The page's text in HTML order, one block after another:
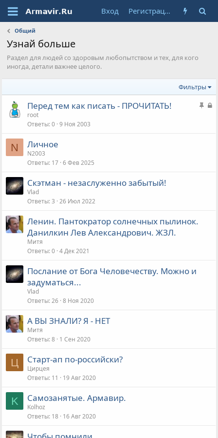
Вход Регистрация
Общий
Узнай больше
Раздел для людей со здоровым любопытством и тех, для кого
иногда, детали важнее целого.
Фильтры
З
З
Перед тем как писать - ПРОЧИТАТЬ!
root
Ответы 0 9 Ноя 2003
N Личное
N2003
Ответы 17 6 Фев 2025
Скэтман - незаслуженно забытый!
Vlad
Ответы 3 26 Июл 2022
Ленин. Пантократор солнечных пылинок.
Данилкин Лев Александрович. ЖЗЛ.
Митя
Ответы 0 4 Дек 2021
Послание от Бога Человечеству. Можно и
задуматься...
Vlad
Ответы 26 8 Ноя 2020
А ВЫ ЗНАЛИ? Я - НЕТ
Митя
Ответы 8 1 Сен 2020
Ц Старт-ап по-российски?
Цирцея
Ответы 11 19 Авг 2020
K Самозанятые. Армавир.
Kolhoz
Ответы 18 16 Авг 2020